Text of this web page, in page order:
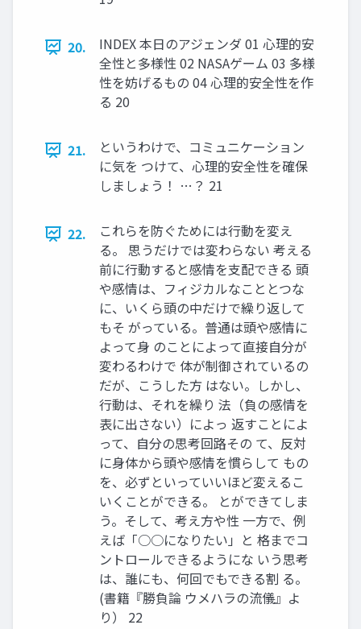
20.
INDEX 本日のアジェンダ 01 心理的安
全性と多様性 02 NASAゲーム 03 多様
性を妨げるもの 04 心理的安全性を作
る 20
21.
というわけで、コミュニケーション
に気を つけて、心理的安全性を確保
しましょう！ …？ 21
22.
これらを防ぐためには行動を変え
る。 思うだけでは変わらない 考える
前に行動すると感情を支配できる 頭
や感情は、フィジカルなこととつな
に、いくら頭の中だけで繰り返して
もそ がっている。普通は頭や感情に
よって身 のことによって直接自分が
変わるわけで 体が制御されているの
だが、こうした方 はない。しかし、
行動は、それを繰り 法（負の感情を
表に出さない）によっ 返すことによ
って、自分の思考回路その て、反対
に身体から頭や感情を慣らして もの
を、必ずといっていいほど変えるこ
いくことができる。 とができてしま
う。そして、考え方や性 一方で、例
えば「○○になりたい」と 格までコ
ントロールできるようにな いう思考
は、誰にも、何回でもできる割 る。
(書籍『勝負論 ウメハラの流儀』よ
り） 22